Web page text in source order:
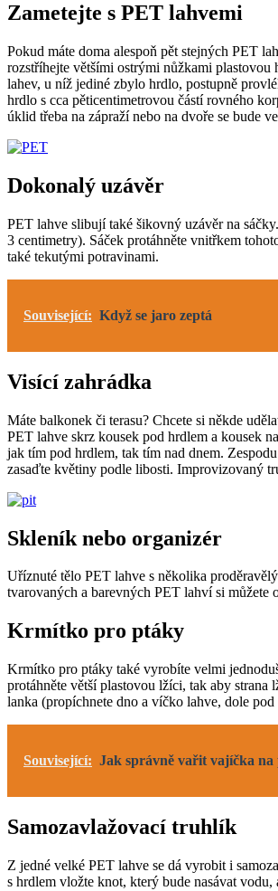
Zametejte s PET lahvemi
Pokud máte doma alespoň pět stejných PET
rozstříhejte většími ostrými nůžkami
lahev, u níž jediné zbylo hrdlo, postupně
hrdlo s cca pěticentimetrovou částí rovného
úklid třeba na zápraží nebo na dvoře se bude
Dokonalý uzávěr
PET lahve slibují také šikovný uzávěr na
3 centimetry). Sáček protáhněte vnitřkem
také tekutými potravinami.
Související: Když se jaro zeptá
Visící zahrádka
Máte balkonek či terasu? Chcete si někde
PET lahve skrz kousek pod hrdlem a kousek
jak tím pod hrdlem, tak tím nad dnem.
zasaďte květiny podle libosti. Improvizovaný
Skleník nebo organizér
Uříznuté tělo PET lahve s několika
tvarovaných a barevných PET lahví si můžete
Krmítko pro ptáky
Krmítko pro ptáky také vyrobíte velmi
protáhněte větší plastovou lžíci, tak aby
lanka (propíchnete dno a víčko lahve, dole
Související: Jak správně vařit vajíčka
Samozavlažovací truhlík
Z jedné velké PET lahve se dá vyrobit i
s hrdlem vložte knot, který bude nasávat